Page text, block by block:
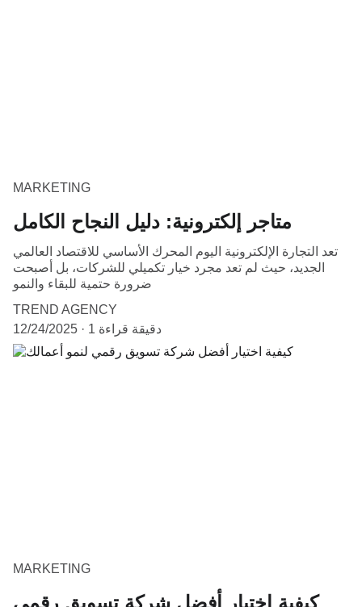
MARKETING
متاجر إلكترونية: دليل النجاح الكامل
تعد التجارة الإلكترونية اليوم المحرك الأساسي للاقتصاد العالمي
الجديد، حيث لم تعد مجرد خيار تكميلي للشركات، بل أصبحت
ضرورة حتمية للبقاء والنمو
TREND AGENCY
12/24/2025
1 دقيقة قراءة
MARKETING